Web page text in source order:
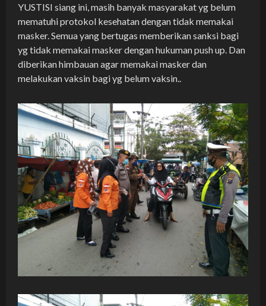
YUSTISI siang ini, masih banyak masyarakat yg belum
mematuhi protokol kesehatan dengan tidak memakai
masker. Semua yang bertugas memberikan sanksi bagi
yg tidak memakai masker dengan hukuman push up. Dan
diberikan himbauan agar memakai masker dan
melakukan vaksin bagi yg belum vaksin..